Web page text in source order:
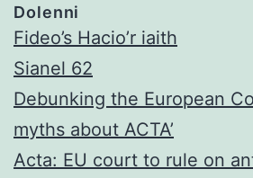
Dolenni
Fideo’s Hacio’r iaith
Sianel 62
Debunking the European
myths about ACTA’
Acta: EU court to rule on